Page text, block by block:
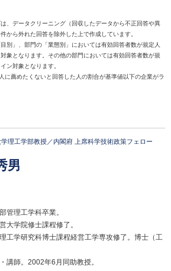
、データクリーニング（回収したデータから不正回答や異
から外れた回答を除外した上で作成しています。
別」、部門の「業態別」においては有効回答者数が規定人
象となります。その他の部門においては有効回答者数が規
ン対象となります。
薦めたくないと回答した人の割合が基準値以下の企業がラ
理工学部教授／内閣府 上席科学技術政策フェロー
男
管理工学科卒業。
大学院修士課程修了。
工学研究科博士課程経営工学専攻修了。博士（工
講師。2002年6月同助教授。